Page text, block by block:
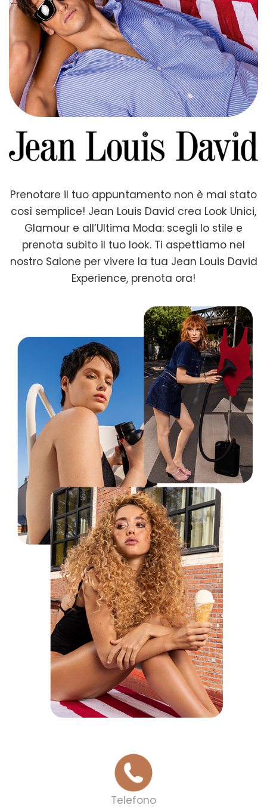
Prenotare il tuo appuntamento non è mai stato
così semplice! Jean Louis David crea Look Unici,
Glamour e all’Ultima Moda: scegli lo stile e
prenota subito il tuo look. Ti aspettiamo nel
nostro Salone per vivere la tua Jean Louis David
Experience, prenota ora!
Telefono